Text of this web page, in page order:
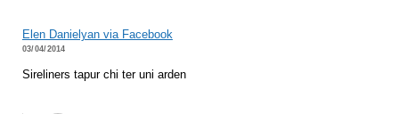
Elen Danielyan via Facebook
03/04/2014
Sireliners tapur chi ter uni arden